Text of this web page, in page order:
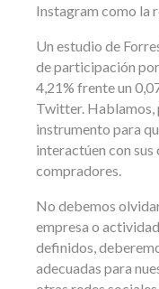
Instagram como la
Un estudio de
de participación
4,21% frente un
Twitter. Hablamos,
instrumento para
interactúen con
compradores.
No debemos
empresa o
definidos,
adecuadas para